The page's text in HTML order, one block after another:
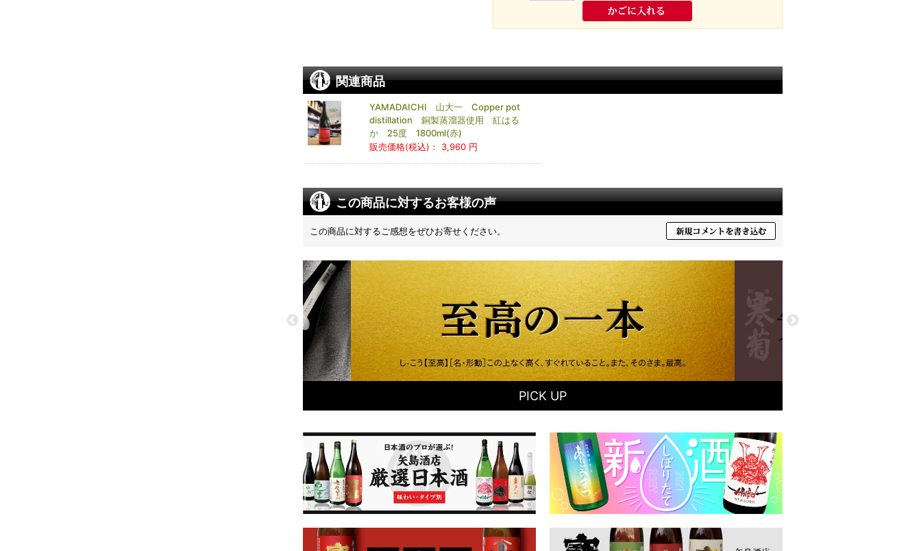
関連商品
YAMADAICHI 山大一 Copper pot
distillation 銅製蒸溜器使用 紅はる
か 25度 1800ml(赤)
販売価格(税込)：
3,960 円
この商品に対するお客様の声
この商品に対するご感想をぜひお寄せください。
PICK UP